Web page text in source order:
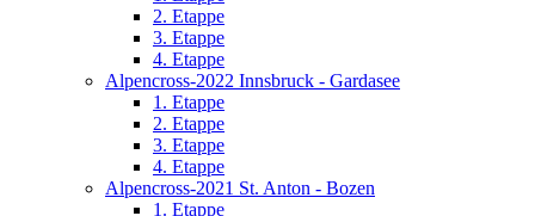
2. Etappe
3. Etappe
4. Etappe
Alpencross-2022 Innsbruck - Gardasee
1. Etappe
2. Etappe
3. Etappe
4. Etappe
Alpencross-2021 St. Anton - Bozen
1. Etappe